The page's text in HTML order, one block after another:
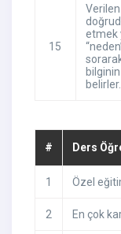
15
etmek
bilginin
belirler.
# Ders
1 Özel
2 En çok